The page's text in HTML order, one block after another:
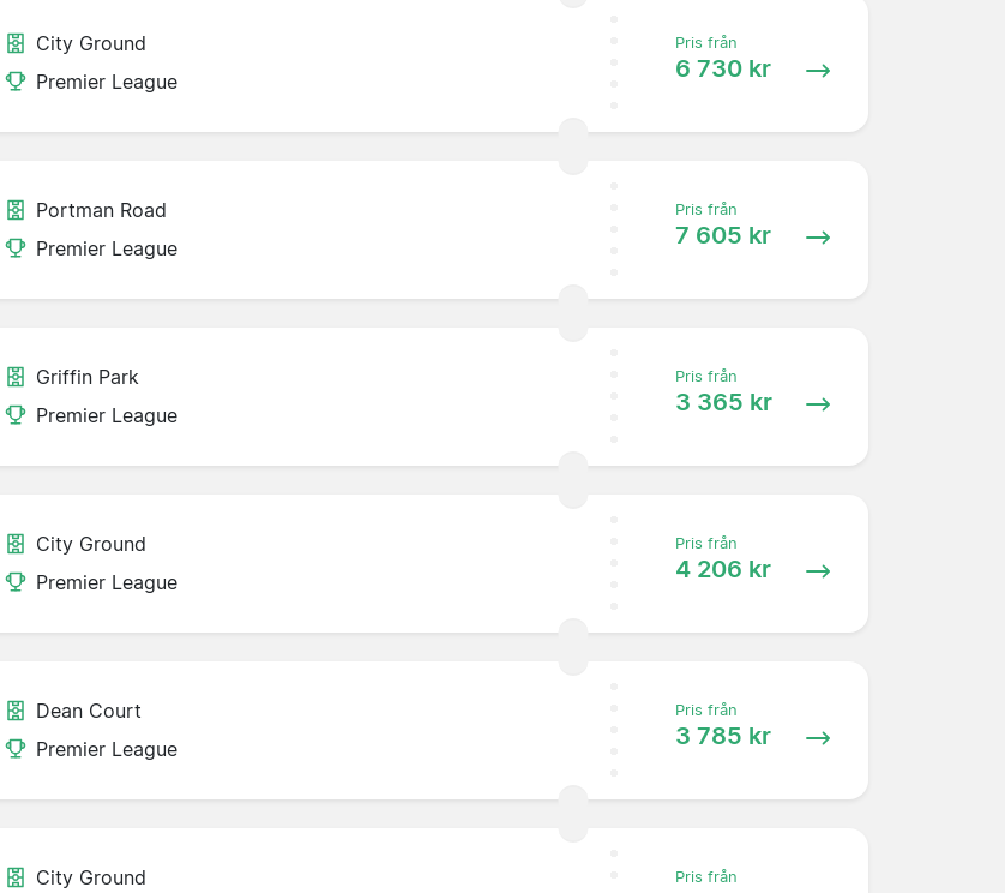
City Ground
Premier League
Pris från
6 730 kr
Portman Road
Premier League
Pris från
7 605 kr
Griffin Park
Premier League
Pris från
3 365 kr
City Ground
Premier League
Pris från
4 206 kr
Dean Court
Premier League
Pris från
3 785 kr
City Ground Pris från